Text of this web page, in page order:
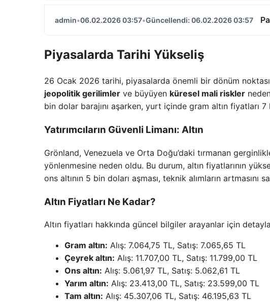
admin•06.02.2026 03:57•Güncellendi: 06.02.2026 03:57
Piyasalarda Tarihi Yükseliş
26 Ocak 2026 tarihi, piyasalarda önemli bir dönüm
jeopolitik gerilimler ve büyüyen küresel mali riskler
bin dolar barajını aşarken, yurt içinde gram altın fiyatları
Yatırımcıların Güvenli Limanı: Altın
Grönland, Venezuela ve Orta Doğu’daki tırmanan
yönlenmesine neden oldu. Bu durum, altın fiyatlarının
ons altının 5 bin doları aşması, teknik alımların artmasını
Altın Fiyatları Ne Kadar?
Altın fiyatları hakkında güncel bilgiler arayanlar için
Gram altın: Alış: 7.064,75 TL, Satış: 7.065,65 TL
Çeyrek altın: Alış: 11.707,00 TL, Satış: 11.799,00 TL
Ons altın: Alış: 5.061,97 TL, Satış: 5.062,61 TL
Yarım altın: Alış: 23.413,00 TL, Satış: 23.599,00 TL
Tam altın: Alış: 45.307,06 TL, Satış: 46.195,63 TL